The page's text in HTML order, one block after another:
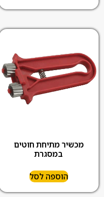
מכשיר מתיחת חוטים
במסגרת
הוספה לסל